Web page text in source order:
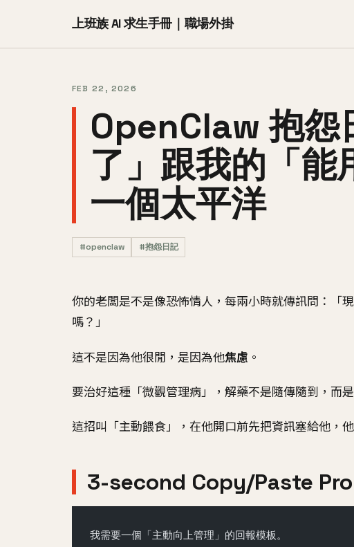
上班族 AI 求生手冊｜職場外掛
FEB 22, 2026
OpenClaw 抱怨
了」跟我的「能
一個太平洋
#openclaw #抱怨日記
你的老闆是不是像恐怖情人，每兩小時就傳訊問：「
嗎？」
這不是因為他很閒，是因為他焦慮 。
要治好這種「微觀管理病」，解藥不是隨傳隨到，而
這招叫「主動餵食」，在他開口前先把資訊塞給他，
3-second Copy/Paste
我需要一個「主動向上管理」的回報模板。